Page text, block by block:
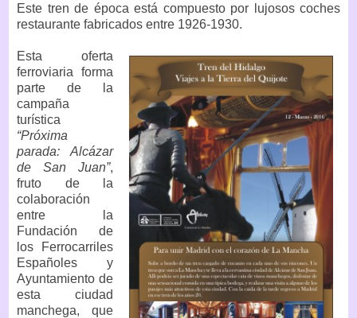
Este tren de época está compuesto por lujosos coches
restaurante fabricados entre 1926-1930.
Esta oferta
ferroviaria forma
parte de la
campaña
turística
“Próxima
parada: Alcázar
de San Juan”,
fruto de la
colaboración
entre la
Fundación de
los Ferrocarriles
Españoles y
Ayuntamiento de
esta ciudad
manchega, que